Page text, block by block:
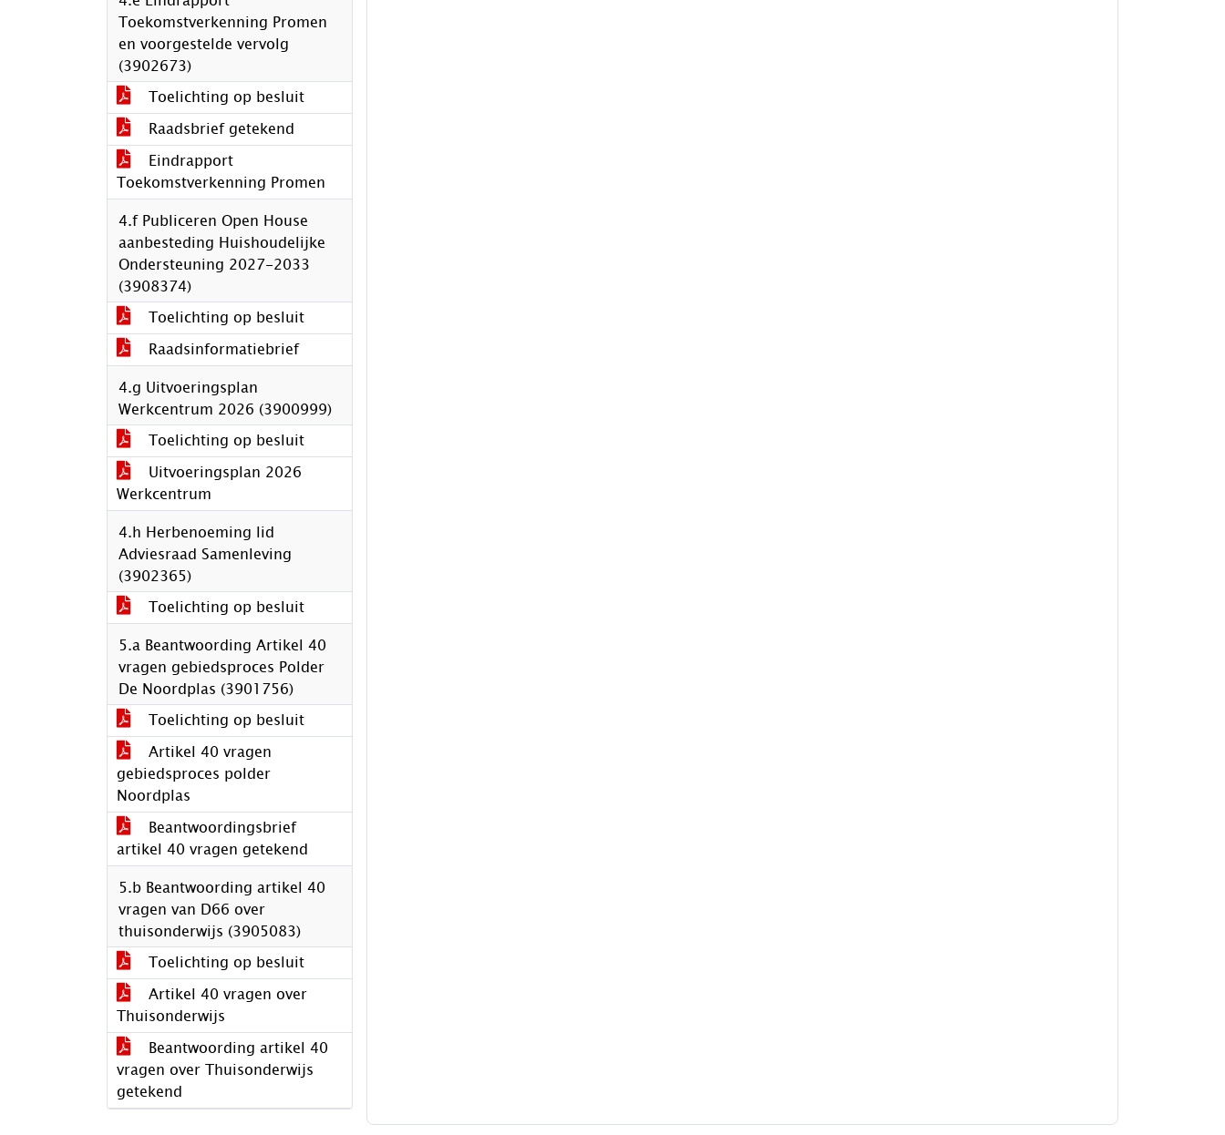
Toekomstverkenning Promen
en voorgestelde vervolg
(3902673)
Toelichting op besluit
Raadsbrief getekend
Eindrapport
Toekomstverkenning Promen
4.f Publiceren Open House
aanbesteding Huishoudelijke
Ondersteuning 2027-2033
(3908374)
Toelichting op besluit
Raadsinformatiebrief
4.g Uitvoeringsplan
Werkcentrum 2026 (3900999)
Toelichting op besluit
Uitvoeringsplan 2026
Werkcentrum
4.h Herbenoeming lid
Adviesraad Samenleving
(3902365)
Toelichting op besluit
5.a Beantwoording Artikel 40
vragen gebiedsproces Polder
De Noordplas (3901756)
Toelichting op besluit
Artikel 40 vragen
gebiedsproces polder
Noordplas
Beantwoordingsbrief
artikel 40 vragen getekend
5.b Beantwoording artikel 40
vragen van D66 over
thuisonderwijs (3905083)
Toelichting op besluit
Artikel 40 vragen over
Thuisonderwijs
Beantwoording artikel 40
vragen over Thuisonderwijs
getekend